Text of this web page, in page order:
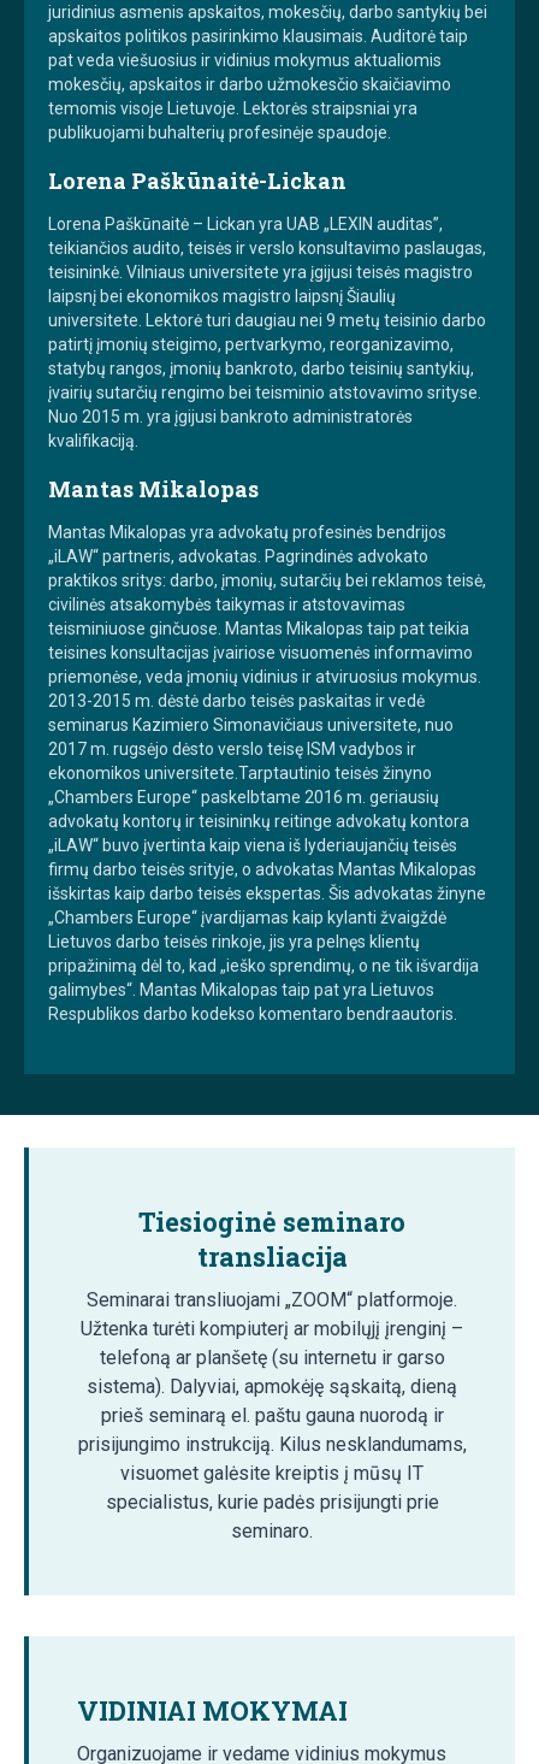
juridinius asmenis apskaitos, mokesčių, darbo santykių bei
apskaitos politikos pasirinkimo klausimais. Auditorė taip
pat veda viešuosius ir vidinius mokymus aktualiomis
mokesčių, apskaitos ir darbo užmokesčio skaičiavimo
temomis visoje Lietuvoje. Lektorės straipsniai yra
publikuojami buhalterių profesinėje spaudoje.
Lorena Paškūnaitė-Lickan
Lorena Paškūnaitė – Lickan yra UAB „LEXIN auditas”,
teikiančios audito, teisės ir verslo konsultavimo paslaugas,
teisininkė. Vilniaus universitete yra įgijusi teisės magistro
laipsnį bei ekonomikos magistro laipsnį Šiaulių
universitete. Lektorė turi daugiau nei 9 metų teisinio darbo
patirtį įmonių steigimo, pertvarkymo, reorganizavimo,
statybų rangos, įmonių bankroto, darbo teisinių santykių,
įvairių sutarčių rengimo bei teisminio atstovavimo srityse.
Nuo 2015 m. yra įgijusi bankroto administratorės
kvalifikaciją.
Mantas Mikalopas
Mantas Mikalopas yra advokatų profesinės bendrijos
„iLAW“ partneris, advokatas. Pagrindinės advokato
praktikos sritys: darbo, įmonių, sutarčių bei reklamos teisė,
civilinės atsakomybės taikymas ir atstovavimas
teisminiuose ginčuose. Mantas Mikalopas taip pat teikia
teisines konsultacijas įvairiose visuomenės informavimo
priemonėse, veda įmonių vidinius ir atviruosius mokymus.
2013-2015 m. dėstė darbo teisės paskaitas ir vedė
seminarus Kazimiero Simonavičiaus universitete, nuo
2017 m. rugsėjo dėsto verslo teisę ISM vadybos ir
ekonomikos universitete.Tarptautinio teisės žinyno
„Chambers Europe“ paskelbtame 2016 m. geriausių
advokatų kontorų ir teisininkų reitinge advokatų kontora
„iLAW“ buvo įvertinta kaip viena iš lyderiaujančių teisės
firmų darbo teisės srityje, o advokatas Mantas Mikalopas
išskirtas kaip darbo teisės ekspertas. Šis advokatas žinyne
„Chambers Europe“ įvardijamas kaip kylanti žvaigždė
Lietuvos darbo teisės rinkoje, jis yra pelnęs klientų
pripažinimą dėl to, kad „ieško sprendimų, o ne tik išvardija
galimybes“. Mantas Mikalopas taip pat yra Lietuvos
Respublikos darbo kodekso komentaro bendraautoris.
Tiesioginė seminaro
transliacija
Seminarai transliuojami „ZOOM“ platformoje.
Užtenka turėti kompiuterį ar mobilųjį įrenginį –
telefoną ar planšetę (su internetu ir garso
sistema). Dalyviai, apmokėję sąskaitą, dieną
prieš seminarą el. paštu gauna nuorodą ir
prisijungimo instrukciją. Kilus nesklandumams,
visuomet galėsite kreiptis į mūsų IT
specialistus, kurie padės prisijungti prie
seminaro.
VIDINIAI MOKYMAI
Organizuojame ir vedame vidinius mokymus